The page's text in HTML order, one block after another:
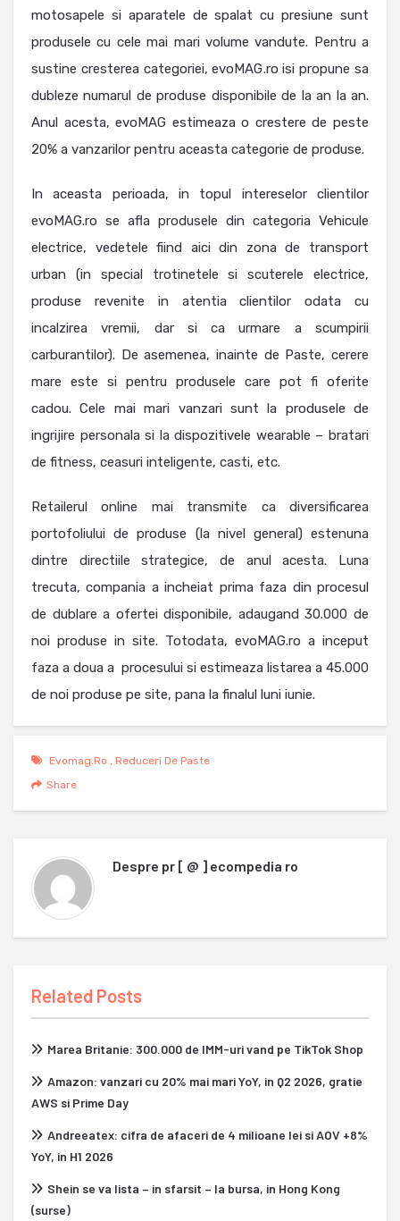
motosapele si aparatele de spalat cu presiune sunt
produsele cu cele mai mari volume vandute. Pentru a
sustine cresterea categoriei, evoMAG.ro isi propune sa
dubleze numarul de produse disponibile de la an la an.
Anul acesta, evoMAG estimeaza o crestere de peste
20% a vanzarilor pentru aceasta categorie de produse.
In aceasta perioada, in topul intereselor clientilor
evoMAG.ro se afla produsele din categoria Vehicule
electrice, vedetele fiind aici din zona de transport
urban (in special trotinetele si scuterele electrice,
produse revenite in atentia clientilor odata cu
incalzirea vremii, dar si ca urmare a scumpirii
carburantilor). De asemenea, inainte de Paste, cerere
mare este si pentru produsele care pot fi oferite
cadou. Cele mai mari vanzari sunt la produsele de
ingrijire personala si la dispozitivele wearable – bratari
de fitness, ceasuri inteligente, casti, etc.
Retailerul online mai transmite ca diversificarea
portofoliului de produse (la nivel general) estenuna
dintre directiile strategice, de anul acesta. Luna
trecuta, compania a incheiat prima faza din procesul
de dublare a ofertei disponibile, adaugand 30.000 de
noi produse in site. Totodata, evoMAG.ro a inceput
faza a doua a procesului si estimeaza listarea a 45.000
de noi produse pe site, pana la finalul luni iunie.
Evomag.ro , Reduceri De Paste
Share
Despre pr [ @ ] ecompedia ro
Related Posts
Marea Britanie: 300.000 de IMM-uri vand pe TikTok Shop
Amazon: vanzari cu 20% mai mari YoY, in Q2 2026, gratie
AWS si Prime Day
Andreeatex: cifra de afaceri de 4 milioane lei si AOV +8%
YoY, in H1 2026
Shein se va lista – in sfarsit – la bursa, in Hong Kong
(surse)